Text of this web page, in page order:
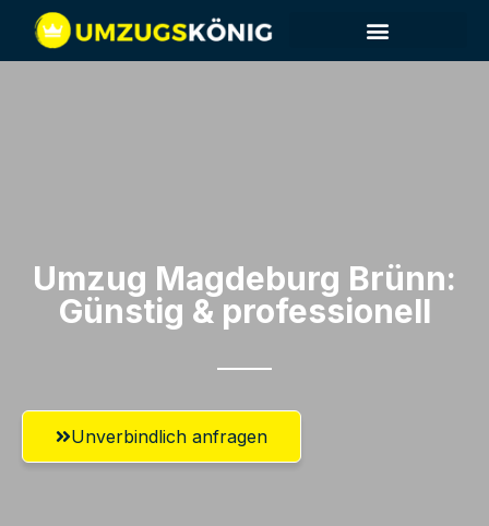
Umzug Magdeburg​ Brünn:
Günstig & professionell​
Unverbindlich anfragen